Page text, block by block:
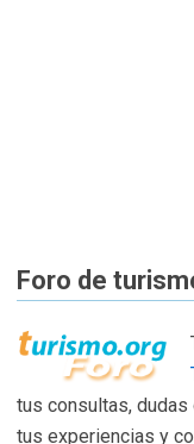
Foro de
tus consultas,
tus experiencias y